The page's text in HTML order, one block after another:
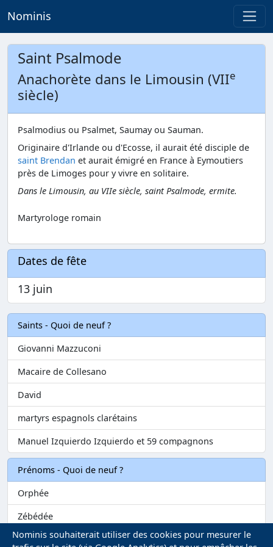
Nominis
Saint Psalmode
Anachorète dans le Limousin (VIIe
siècle)
Psalmodius ou Psalmet, Saumay ou Sauman.
Originaire d'Irlande ou d'Ecosse, il aurait été disciple de
saint Brendan et aurait émigré en France à Eymoutiers
près de Limoges pour y vivre en solitaire.
Dans le Limousin, au VIIe siècle, saint Psalmode, ermite.
Martyrologe romain
Dates de fête
13 juin
Saints - Quoi de neuf ?
Giovanni Mazzuconi
Macaire de Collesano
David
martyrs espagnols clarétains
Manuel Izquierdo Izquierdo et 59 compagnons
Prénoms - Quoi de neuf ?
Orphée
Zébédée
Melvil
Nominis souhaiterait utiliser des cookies pour mesurer le